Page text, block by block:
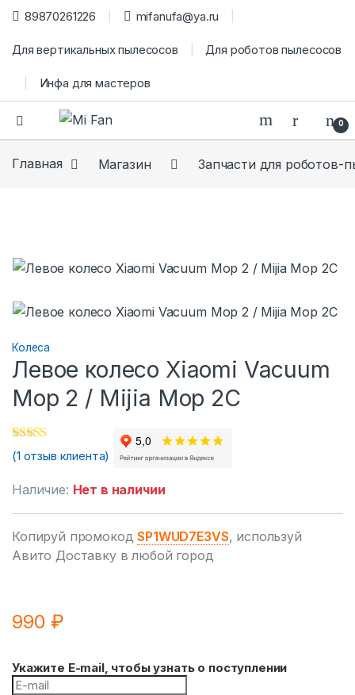
89870261226 mifanufa@ya.ru
Для вертикальных пылесосов Для роботов пылесосов
Инфа для мастеров
0
Главная Магазин Запчасти для роботов-
Колеса
Левое колесо Xiaomi Vacuum
Mop 2 / Mijia Mop 2C
Рейтинг5.00из 5
на основе опроса
1
(1 отзыв клиента)
Наличие: Нет в наличии
Копируй промокодSP1WUD7E3VS, используй
Авито Доставку в любой город
990₽
Укажите E-mail, чтобы узнать о поступлении